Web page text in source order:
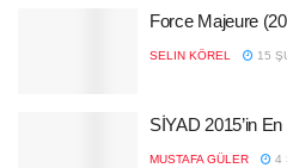
Force Majeure
SELIN KÖREL 15
SİYAD 2015’in
MUSTAFA GÜLER 4